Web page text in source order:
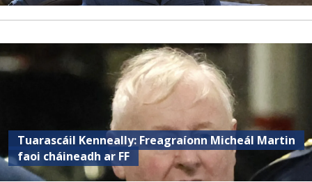
Tuarascáil Kenneally: Freagraíonn Micheál Martin
faoi cháineadh ar FF